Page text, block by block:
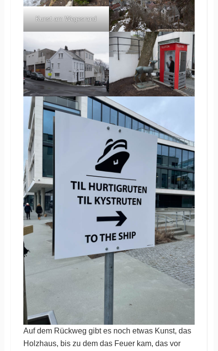
Kunst am Wegesrand
Auf dem Rückweg gibt es noch etwas Kunst, das
Holzhaus, bis zu dem das Feuer kam, das vor